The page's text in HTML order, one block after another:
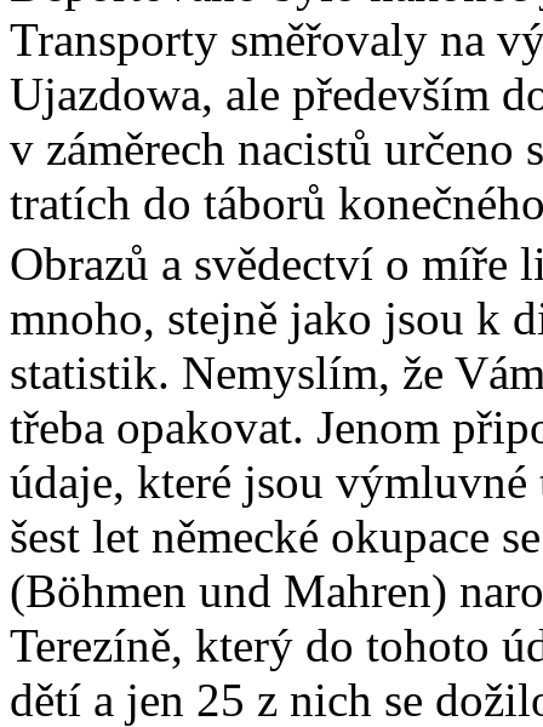
Transporty směřovaly na
Ujazdowa, ale především
v záměrech nacistů určeno
tratích do táborů
Obrazů a svědectví o míře
mnoho, stejně jako jsou k
statistik. Nemyslím, že
třeba opakovat. Jenom
údaje, které jsou
šest let německé okupace
(Böhmen und Mahren)
Terezíně, který do tohoto
dětí a jen 25 z nich se